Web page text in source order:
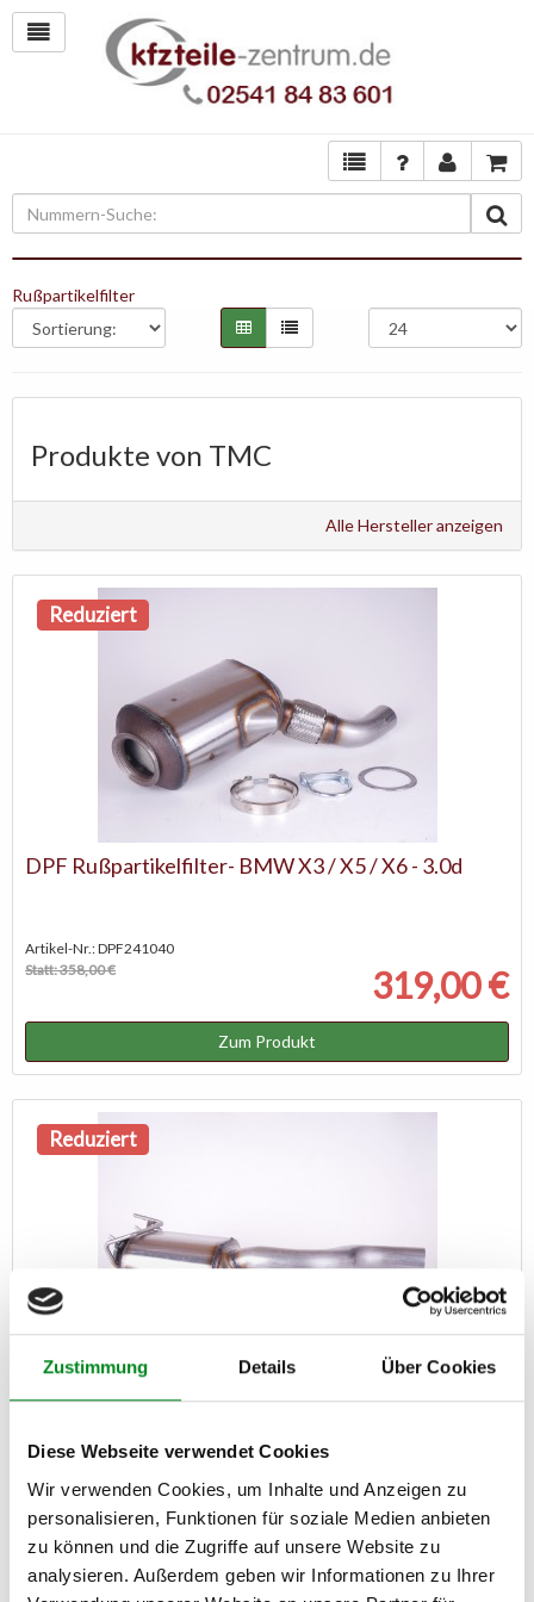
Zustimmung Details Über Cookies
Diese Webseite verwendet Cookies
Wir verwenden Cookies, um Inhalte und Anzeigen zu
personalisieren, Funktionen für soziale Medien anbieten
zu können und die Zugriffe auf unsere Website zu
analysieren. Außerdem geben wir Informationen zu Ihrer
Rußpartikelfilter
Produkte von TMC
Alle Hersteller anzeigen
Reduziert
DPF Rußpartikelfilter- BMW X3 / X5 / X6 - 3.0d
Artikel-Nr.: DPF241040
Statt: 358,00 €
319,00 €
Zum Produkt
Reduziert
Statt: 368,00 €
329,00 €
Zum Produkt